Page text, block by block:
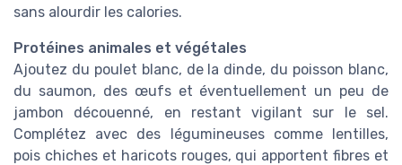
sans alourdir les calories.
Protéines animales et végétales
Ajoutez du poulet blanc, de la dinde, du poisson blanc,
du saumon, des œufs et éventuellement un peu de
jambon découenné, en restant vigilant sur le sel.
Complétez avec des légumineuses comme lentilles,
pois chiches et haricots rouges, qui apportent fibres et